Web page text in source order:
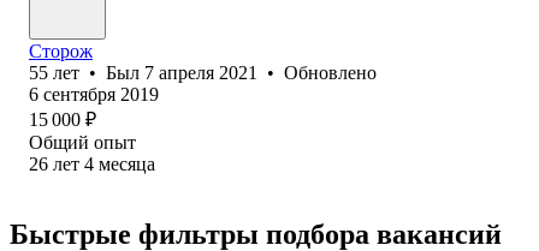
Сторож
55 лет • Был 7 апреля 2021 • Обновлено
6 сентября 2019
15 000 ₽
Общий опыт
26 лет 4 месяца
Быстрые фильтры подбора вакансий